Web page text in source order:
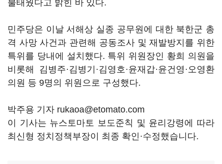
불태웠다고 밝힌 바 있다.
민주당은 이날 서해상 실종 공무원에 대한 북한군 총
격 사망 사건과 관련해 공동조사 및 재발방지를 위한
특위를 당내에 설치했다. 특위 위원장인 황희 의원을
비롯해 김병주·김병기·김영호·윤재갑·윤건영·오영환
의원 등 9명의 위원으로 구성했다.
박주용 기자 rukaoa@etomato.com
이 기사는 뉴스토마토 보도준칙 및 윤리강령에 따라
최신형 정치정책부장이 최종 확인·수정했습니다.